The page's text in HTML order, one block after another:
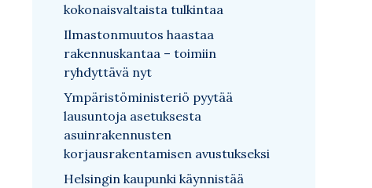
kokonaisvaltaista tulkintaa
Ilmastonmuutos haastaa
rakennuskantaa – toimiin
ryhdyttävä nyt
Ympäristöministeriö pyytää
lausuntoja asetuksesta
asuinrakennusten
korjausrakentamisen avustukseksi
Helsingin kaupunki käynnistää